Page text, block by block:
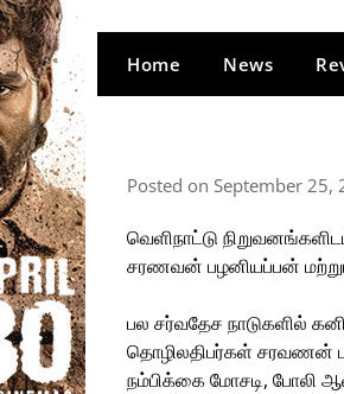
Home News
Posted on September 25,
வெளிநாட்டு
சரணவன் பழனியப்பன்
பல சர்வதேச நாடுகளில்
தொழிலதிபர்கள் சரவணன்
நம்பிக்கை மோசடி, போலி